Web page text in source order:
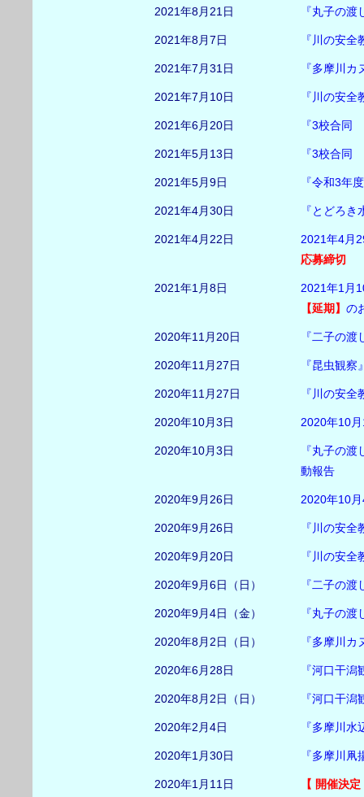
2021年8月21日 『丸子の渡
2021年8月7日 『川の安
2021年7月31日 『多摩川カ
2021年7月10日 『川の安全
2021年6月20日 『3校合同
2021年5月13日 『3校合同
2021年5月9日 『令和3年
2021年4月30日 『とどろ
2021年4月22日
2021年4月
応募締切
2021年1月8日
2021年1
【延期】 の
2020年11月20日 『二子の
2020年11月27日 『昆虫観察
2020年11月27日 『川の安
2020年10月3日 2020年10
2020年10月3日
『丸子の
動報告
2020年9月26日 2020年10
2020年9月26日 『川の安
2020年9月20日 『川の安全
2020年9月6日（日） 『二子の
2020年9月4日（金） 『丸子の渡
2020年8月2日（日） 『多摩川カ
2020年6月28日 『河口干
2020年8月2日（日） 『河口干
2020年2月4日 『多摩川
2020年1月30日 『多摩川
2020年1月11日 【 開催決